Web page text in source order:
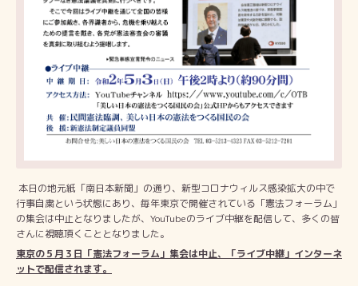
本日の地元紙「南日本新聞」の通り、新型コロナウィルス感染拡大の中で
行事自粛という状態にあり、毎年東京で開催されている「憲法フォーラム」
の集会は中止となりましたが、 YouTubeのライブ中継を配信して、多くの皆
さんに視聴頂くこととなりました。
東京の５月３日「憲法フォーラム」集会は中止、「ライブ中継」インターネ
ットで配信されます。